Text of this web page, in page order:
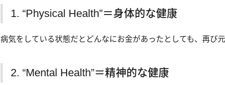
1. “Physical Health”＝身体的な健康
病気をしている状態だとどんなにお金があったとしても、再び
2. “Mental Health”＝精神的な健康